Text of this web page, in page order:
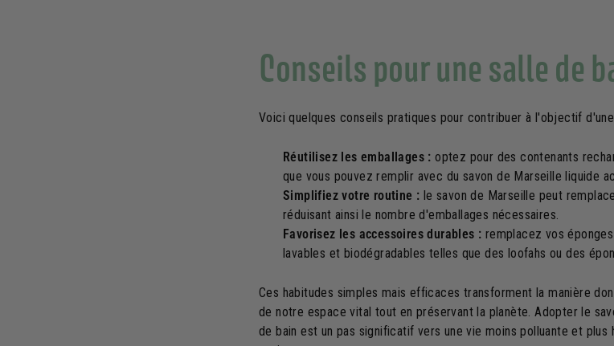
Conseils pour une salle de
Voici quelques conseils pratiques pour contribuer à l'objectif
Réutilisez les emballages : optez pour des contenants
que vous pouvez remplir avec du savon de Marseille liquide
Simplifiez votre routine : le savon de Marseille peut
réduisant ainsi le nombre d'emballages nécessaires.
Favorisez les accessoires durables : remplacez vos
lavables et biodégradables telles que des loofahs ou des
Ces habitudes simples mais efficaces transforment la manière
de notre espace vital tout en préservant la planète. Adopter le
de bain est un pas significatif vers une vie moins polluante et plus